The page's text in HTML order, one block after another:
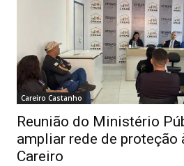
Careiro Castanho
Reunião do Ministério
ampliar rede de proteção
Careiro